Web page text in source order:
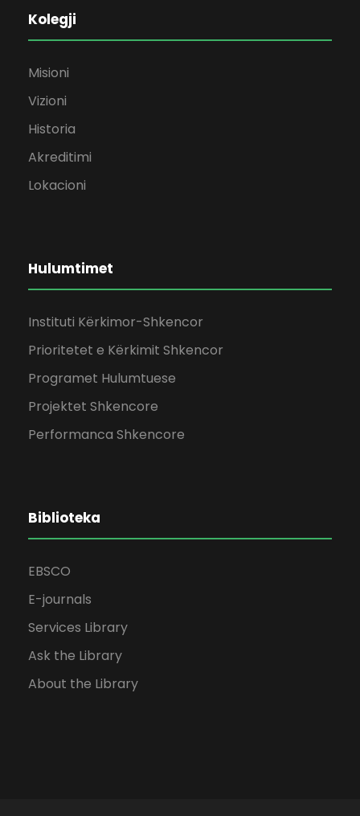
Kolegji
Misioni
Vizioni
Historia
Akreditimi
Lokacioni
Hulumtimet
Instituti Kërkimor-Shkencor
Prioritetet e Kërkimit Shkencor
Programet Hulumtuese
Projektet Shkencore
Performanca Shkencore
Biblioteka
EBSCO
E-journals
Services Library
Ask the Library
About the Library